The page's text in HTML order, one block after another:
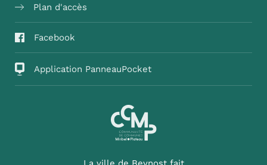
Plan d'accès
Facebook
Application PanneauPocket